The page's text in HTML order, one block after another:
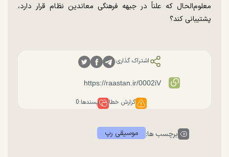
معلوم‌الحال که علناً در جبهه فرهنگی معاندین نظام قرار دارد،
پشتیبانی کند؟
اشتراک گذاری:
گزارش خطا پسندها:0
برچسب ها: موسیقی رپ